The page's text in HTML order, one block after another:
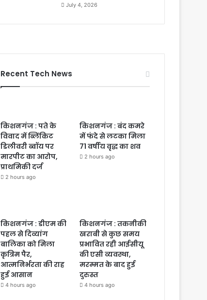
July 4, 2026
Recent Tech News
किशनगंज : पते के
विवाद में ब्लिंकिट
डिलीवरी ब्वॉय पर
मारपीट का आरोप,
प्राथमिकी दर्ज
2 hours ago
किशनगंज : बंद कमरे
में फंदे से लटका मिला
71 वर्षीय वृद्ध का शव
2 hours ago
किशनगंज : डीएम की
पहल से दिव्यांग
बालिका को मिला
कृत्रिम पैर,
आत्मनिर्भरता की राह
हुई आसान
4 hours ago
किशनगंज : तकनीकी
खराबी से कुछ समय
प्रभावित रही आईसीयू
की एसी व्यवस्था,
मरम्मत के बाद हुई
दुरुस्त
4 hours ago